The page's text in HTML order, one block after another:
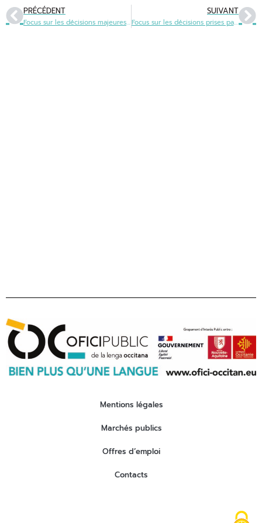
PRÉCÉDENT
Focus sur les décisions majeures prises par l’OPLO lors de sa dernière Assemblée générale / avril 2019
SUIVANT
Focus sur les décisions prises par l’OPLO lors de sa dernière Assemblée générale / septembre 2019
Mentions légales
Marchés publics
Offres d’emploi
Contacts